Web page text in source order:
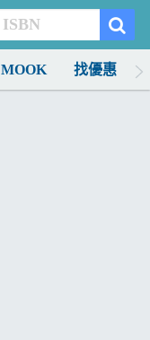
MOOK 找優惠